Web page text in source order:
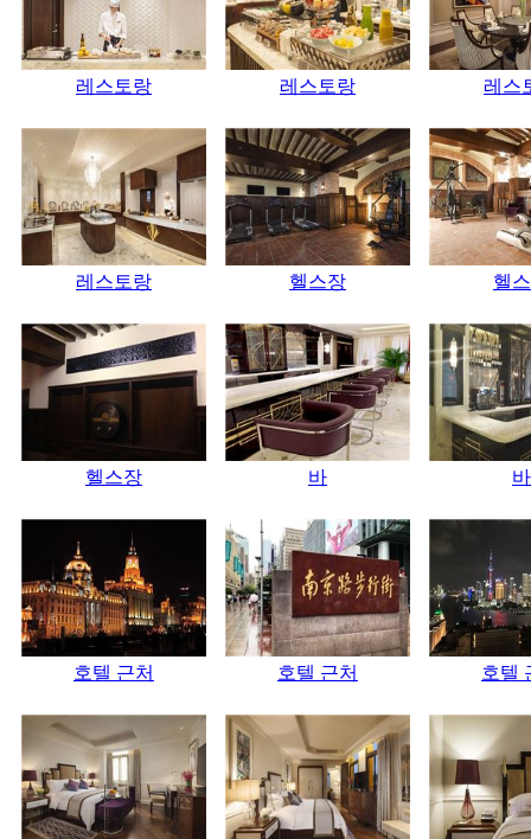
레스토랑 레스토랑 레스
레스토랑 헬스장 헬
헬스장 바 바
호텔 근처 호텔 근처 호텔